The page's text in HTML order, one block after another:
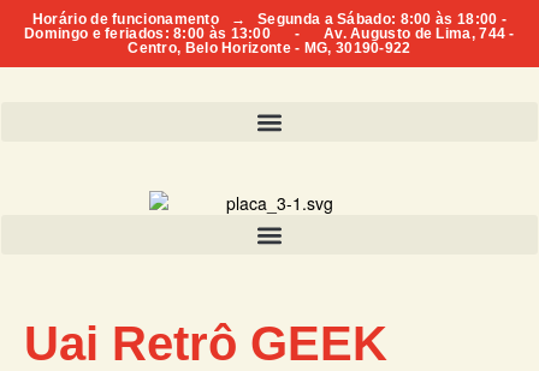
Horário de funcionamento → Segunda a Sábado: 8:00 às 18:00 -
Domingo e feriados: 8:00 às 13:00 - Av. Augusto de Lima, 744 -
Centro, Belo Horizonte - MG, 30190-922
Uai Retrô GEEK